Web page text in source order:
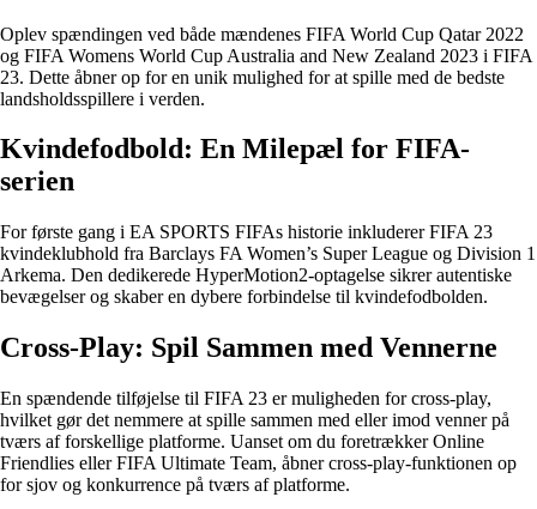
Oplev spændingen ved både mændenes FIFA World Cup Qatar 2022
og FIFA Womens World Cup Australia and New Zealand 2023 i FIFA
23. Dette åbner op for en unik mulighed for at spille med de bedste
landsholdsspillere i verden.
Kvindefodbold: En Milepæl for FIFA-
serien
For første gang i EA SPORTS FIFAs historie inkluderer FIFA 23
kvindeklubhold fra Barclays FA Women’s Super League og Division 1
Arkema. Den dedikerede HyperMotion2-optagelse sikrer autentiske
bevægelser og skaber en dybere forbindelse til kvindefodbolden.
Cross-Play: Spil Sammen med Vennerne
En spændende tilføjelse til FIFA 23 er muligheden for cross-play,
hvilket gør det nemmere at spille sammen med eller imod venner på
tværs af forskellige platforme. Uanset om du foretrækker Online
Friendlies eller FIFA Ultimate Team, åbner cross-play-funktionen op
for sjov og konkurrence på tværs af platforme.